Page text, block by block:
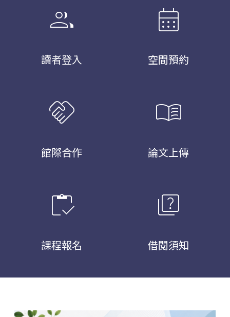
group
讀者登入
calendar_month
空間預約
handshake
館際合作
menu_book
論文上傳
inventory
課程報名
quiz
借閱須知